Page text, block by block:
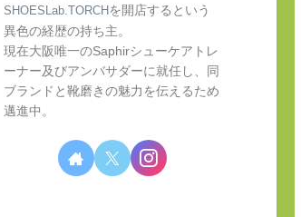
SHOESLab.TORCH を開店するという
異色の経歴の持ち主。
現在大阪唯一のSaphirシューケアトレ
ーナー及びアンバサダーに就任し、同
ブランドと靴磨きの魅力を伝えるため
邁進中。